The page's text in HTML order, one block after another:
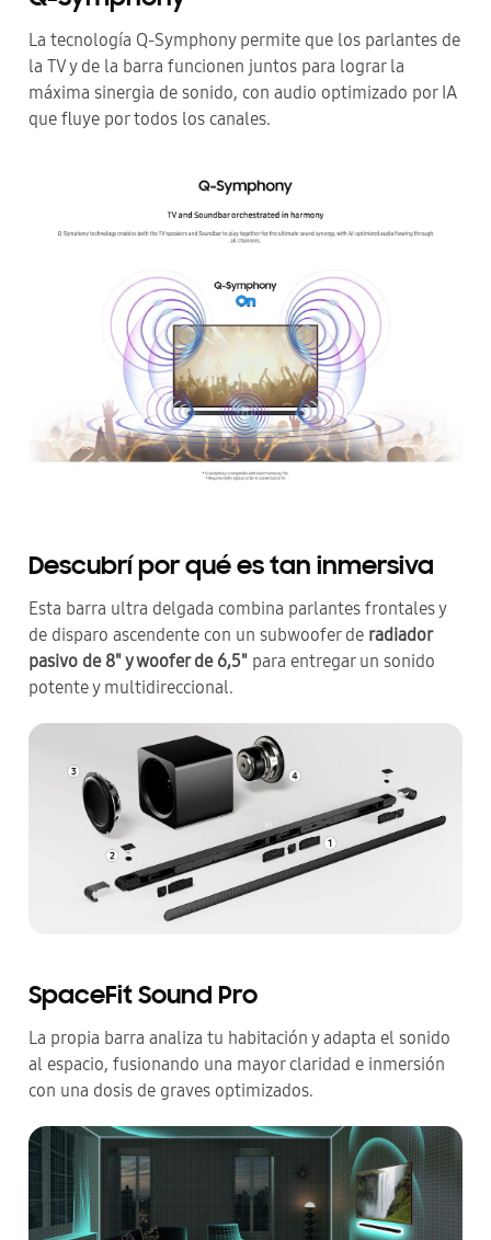
La tecnología Q-Symphony permite que los parlantes de
la TV y de la barra funcionen juntos para lograr la
máxima sinergia de sonido, con audio optimizado por IA
que fluye por todos los canales.
Descubrí por qué es tan inmersiva
Esta barra ultra delgada combina parlantes frontales y
de disparo ascendente con un subwoofer de radiador
pasivo de 8" y woofer de 6,5" para entregar un sonido
potente y multidireccional.
SpaceFit Sound Pro
La propia barra analiza tu habitación y adapta el sonido
al espacio, fusionando una mayor claridad e inmersión
con una dosis de graves optimizados.